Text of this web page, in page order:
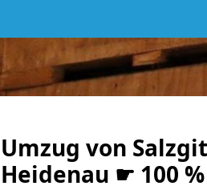
Umzug von
Heidenau ☛ 100